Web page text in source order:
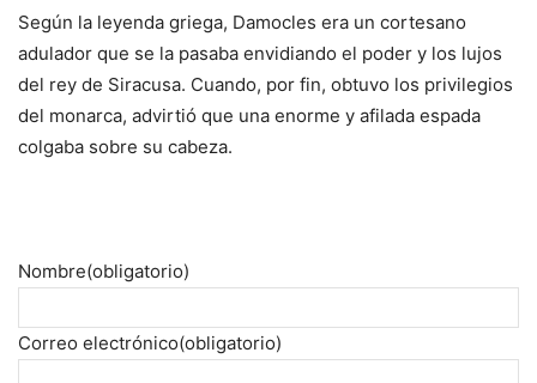
Según la leyenda griega, Damocles era un cortesano
adulador que se la pasaba envidiando el poder y los lujos
del rey de Siracusa. Cuando, por fin, obtuvo los privilegios
del monarca, advirtió que una enorme y afilada espada
colgaba sobre su cabeza.
Nombre(obligatorio)
Correo electrónico(obligatorio)